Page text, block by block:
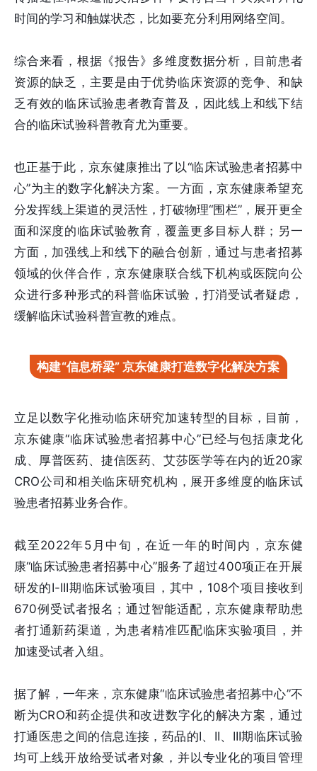
时间的学习和触媒状态，比如要充分利用网络空间。
综合来看，根据《报告》多维度数据分析，目前患者
资源的缺乏，主要是由于优势临床资源的竞争、和缺
乏有效的临床试验患者教育普及，因此线上和线下结
合的临床试验科普教育尤为重要。
也正基于此，京东健康推出了以“临床试验患者招募中
心”为主的数字化解决方案。一方面，京东健康希望充
分发挥线上渠道的灵活性，打破物理“围栏”，展开更全
面和深度的临床试验教育，覆盖更多目标人群；另一
方面，加强线上和线下的融合创新，通过与患者招募
领域的伙伴合作，京东健康联合线下机构或医院向公
众进行多种形式的科普临床试验，打消受试者疑虑，
缓解临床试验科普宣教的难点。
构建“信息桥梁” 京东健康打造数字化解决方案
立足以数字化推动临床研究加速转型的目标，目前，
京东健康“临床试验患者招募中心”已经与包括康龙化
成、厚普医药、捷信医药、艾莎医学等在内的近20家
CRO公司和相关临床研究机构，展开多维度的临床试
验患者招募业务合作。
截至2022年5月中旬，在近一年的时间内，京东健
康“临床试验患者招募中心”服务了超过400项正在开展
研发的I-III期临床试验项目，其中，108个项目接收到
670例受试者报名；通过智能适配，京东健康帮助患
者打通新药渠道，为患者精准匹配临床实验项目，并
加速受试者入组。
据了解，一年来，京东健康“临床试验患者招募中心”不
断为CRO和药企提供和改进数字化的解决方案，通过
打通医患之间的信息连接，药品的I、II、III期临床试验
均可上线开放给受试者对象，并以专业化的项目管理